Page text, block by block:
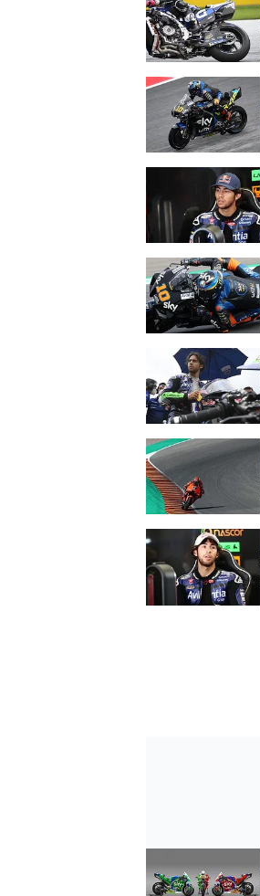
MONOMARCA
RALLY